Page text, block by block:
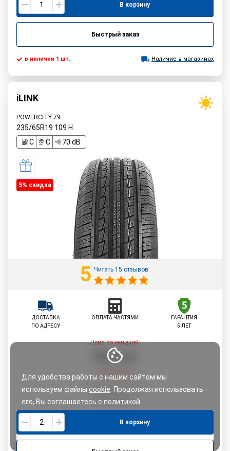
Для удобства работы с нашим сайтом мы
используем файлы cookie . Продолжая использовать
его, Вы соглашаетесь с политикой
конфиденциальности.
Понятно
В корзину
Быстрый заказ
в наличии 1 шт. Наличие в магазинах
iLINK
POWERCITY 79
235/65R19 109 H
C
C 70 dB
5% cкидка
5 Читать 15 отзывов
ДОСТАВКА
ПО АДРЕСУ
ОПЛАТА ЧАСТЯМИ
ГАРАНТИЯ
5 ЛЕТ
Цена со скидкой:
222,61руб.
По картам рассрочки:
234,32руб.
В корзину